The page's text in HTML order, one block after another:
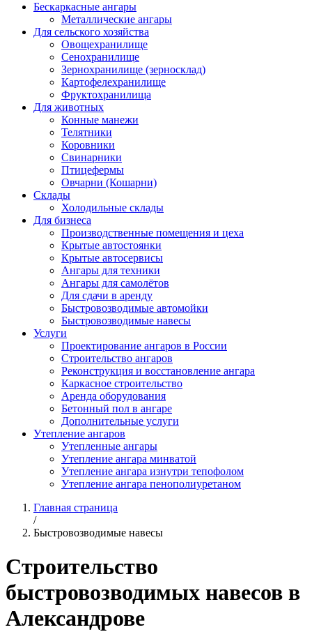
Бескаркасные ангары
Металлические ангары
Для сельского хозяйства
Овощехранилище
Сенохранилище
Зернохранилище (зерносклад)
Картофелехранилище
Фруктохранилища
Для животных
Конные манежи
Телятники
Коровники
Свинарники
Птицефермы
Овчарни (Кошарни)
Склады
Холодильные склады
Для бизнеса
Производственные помещения и цеха
Крытые автостоянки
Крытые автосервисы
Ангары для техники
Ангары для самолётов
Для сдачи в аренду
Быстровозводимые автомойки
Быстровозводимые навесы
Услуги
Проектирование ангаров в России
Строительство ангаров
Реконструкция и восстановление ангара
Каркасное строительство
Аренда оборудования
Бетонный пол в ангаре
Дополнительные услуги
Утепление ангаров
Утепленные ангары
Утепление ангара минватой
Утепление ангара изнутри тепофолом
Утепление ангара пенополиуретаном
Главная страница
/
Быстровозводимые навесы
Строительство
быстровозводимых навесов в
Александрове